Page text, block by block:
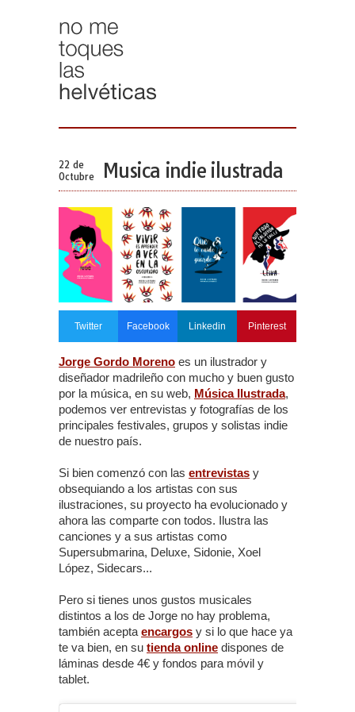
22 de
Octubre
Musica indie ilustrada
Twitter Facebook Linkedin Pinterest
Jorge Gordo Moreno es un ilustrador y
diseñador madrileño con mucho y buen gusto
por la música, en su web, Música Ilustrada,
podemos ver entrevistas y fotografías de los
principales festivales, grupos y solistas indie
de nuestro país.
Si bien comenzó con las entrevistas y
obsequiando a los artistas con sus
ilustraciones, su proyecto ha evolucionado y
ahora las comparte con todos. Ilustra las
canciones y a sus artistas como
Supersubmarina, Deluxe, Sidonie, Xoel
López, Sidecars...
Pero si tienes unos gustos musicales
distintos a los de Jorge no hay problema,
también acepta encargos y si lo que hace ya
te va bien, en su tienda online dispones de
láminas desde 4€ y fondos para móvil y
tablet.